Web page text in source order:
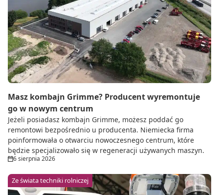
Masz kombajn Grimme? Producent wyremontuje
go w nowym centrum
Jeżeli posiadasz kombajn Grimme, możesz poddać go
remontowi bezpośrednio u producenta. Niemiecka firma
poinformowała o otwarciu nowoczesnego centrum, które
będzie specjalizowało się w regeneracji używanych maszyn.
6 sierpnia 2026
Ze świata techniki rolniczej